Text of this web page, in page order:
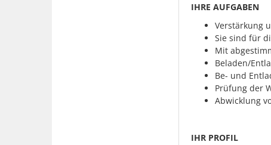
IHRE AUFGABEN
Verstärkung
Sie sind für
Mit
Beladen/
Be- und
Prüfung der
Abwicklung
IHR PROFIL